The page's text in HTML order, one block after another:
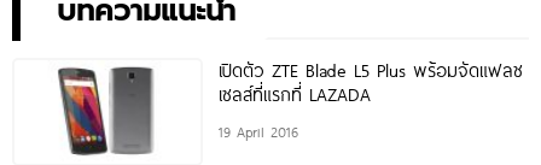
บทความแนะนำ
เปิดตัว ZTE Blade L5 Plus พร้อมจัดแฟลช
เซลส์ที่แรกที่ LAZADA
19 April 2016